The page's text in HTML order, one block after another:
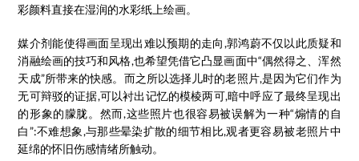
彩颜料直接在湿润的水彩纸上绘画。
媒介剂能使得画面呈现出难以预期的走向,郭鸿蔚不仅以此质疑和
消融绘画的技巧和风格,也希望凭借它凸显画面中“偶然得之、浑然
天成”所带来的快感。而之所以选择儿时的老照片,是因为它们作为
无可辩驳的证据,可以衬出记忆的模棱两可,暗中呼应了最终呈现出
的形象的朦胧。然而,这些照片也很容易被误解为一种“煽情的自
白”:不难想象,与那些晕染扩散的细节相比,观者更容易被老照片中
延绵的怀旧伤感情绪所触动。